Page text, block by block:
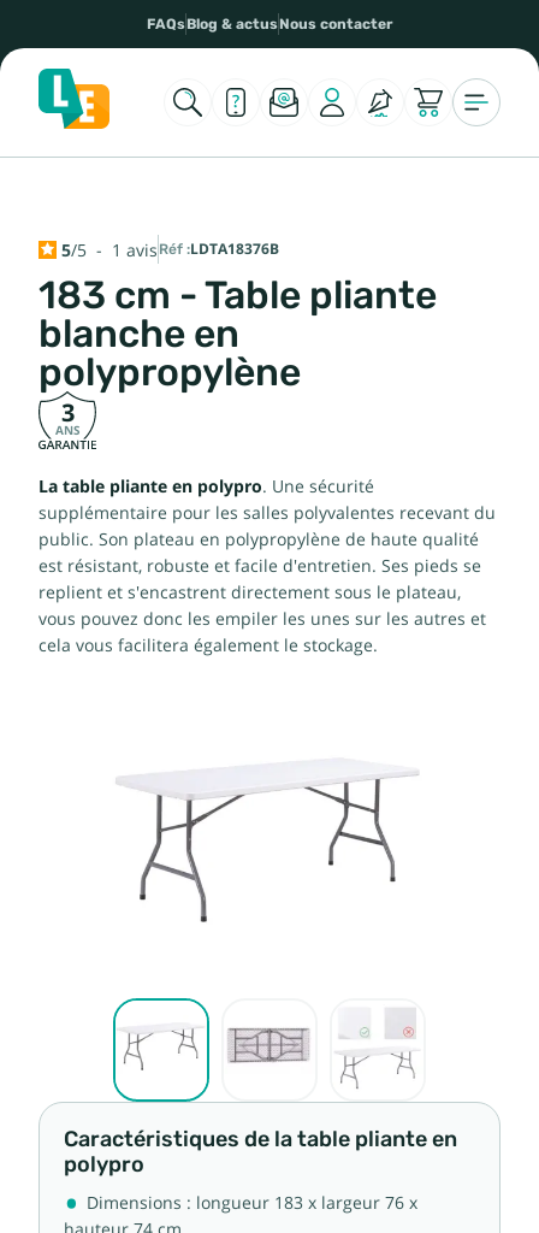
FAQsBlog & actusNous contacter
5/5 - 1 avis Réf :LDTA18376B
183 cm - Table pliante
blanche en
polypropylène
3
ANS
La table pliante en polypro. Une sécurité
supplémentaire pour les salles polyvalentes recevant du
public. Son plateau en polypropylène de haute qualité
est résistant, robuste et facile d'entretien. Ses pieds se
replient et s'encastrent directement sous le plateau,
vous pouvez donc les empiler les unes sur les autres et
cela vous facilitera également le stockage.
Caractéristiques de la table pliante en
polypro
Dimensions : longueur 183 x largeur 76 x